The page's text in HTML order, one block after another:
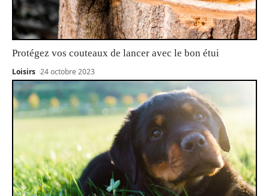
Protégez vos couteaux de lancer avec le bon étui
Loisirs 24 octobre 2023